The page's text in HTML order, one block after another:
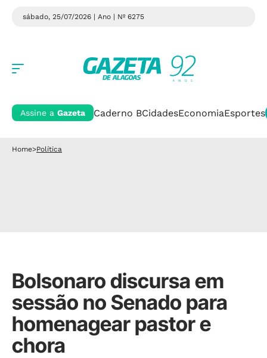
sábado, 25/07/2026 | Ano | Nº 6275
Assine a Gazeta Caderno BCidadesEconomiaEsportes
Home>Política
Bolsonaro discursa em
sessão no Senado para
homenagear pastor e
chora